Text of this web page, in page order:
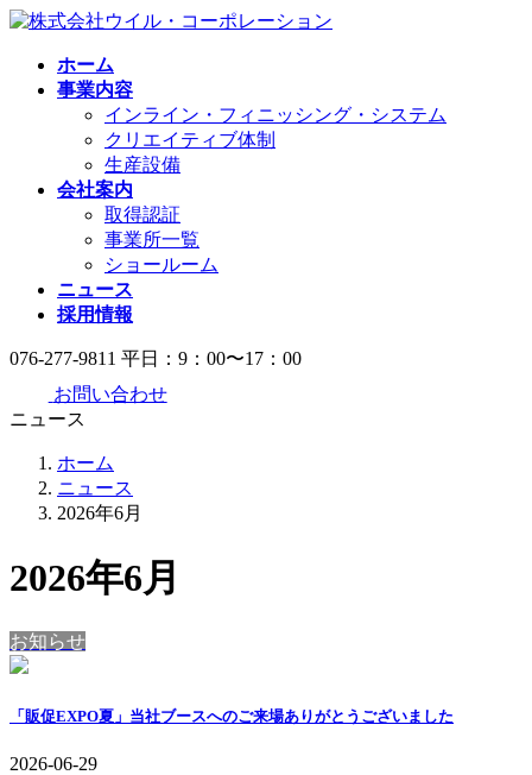
コ
ナ
ホーム
事業内容
インライン・フィニッシング・システム
クリエイティブ体制
生産設備
会社案内
取得認証
事業所一覧
ショールーム
ニュース
採用情報
076-277-9811 平日：9：00〜17：00
お問い合わせ
ニュース
ホーム
ニュース
2026年6月
2026年6月
お知らせ
「販促EXPO夏」当社ブースへのご来場ありがとうございました
2026-06-29